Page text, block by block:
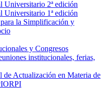
Universitario 2ª edición
Universitario 1ª edición
la Simplificación y
y Congresos
institucionales, ferias,
de Actualización en Materia de